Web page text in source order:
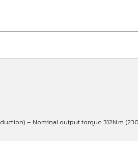
– Nominal output torque 312N.m